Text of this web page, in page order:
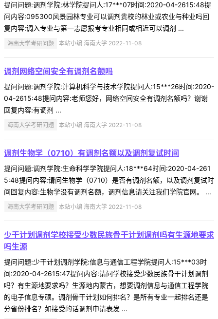
提问问题:调剂学院:林学院提问人:17***07时间:2020-04-2615:48提
问内容:095300风景园林专业可以调剂贵校的林业或农业与种业吗回
复内容:调入专业与第一志愿报考专业相同或相近可以调剂 ...
海南大学考研问题 本站小编 海南大学 2022-11-08
调剂网络空间安全有调剂名额吗
提问问题:调剂学院:计算机科学与技术学院提问人:15***26时间:2020-
04-2615:48提问内容:老师您好，网络空间安全有调剂名额吗？谢谢
回复内容:有调剂 ...
海南大学考研问题 本站小编 海南大学 2022-11-08
调剂生物学（0710）有调剂名额以及调剂复试时间
提问问题:调剂学院:生命科学学院提问人:18***64时间:2020-04-261
5:48提问内容:请问生物学（0710）是否有调剂名额，以及调剂复试时
间回复内容:生物学没有调剂名额，调剂信息请关注我们学院官网。 ...
海南大学考研问题 本站小编 海南大学 2022-11-08
少干计划调剂学校接受少数民族骨干计划调剂吗有生源地要求
吗生源
提问问题:少干计划调剂学院:信息与通信工程学院提问人:15***03时
间:2020-04-2615:47提问内容:请问学校接受少数民族骨干计划调剂
吗？有生源地要求吗？生源地内蒙古，想要调剂信息与通信工程学院
的电子信息专硕。调剂骨干计划如何排名？是所有专业一起排名还是
分省份排名？如接受的话调剂申请表发 ...